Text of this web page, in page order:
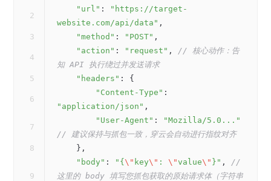
"url" :
"https://target-
website.com/api/data" ,
"method" : "POST" ,
"action" : "request" , // 核心动作：告
知 API 执行绕过并发送请求
"headers" : {
"Content-Type"
"application/json" ,
"User-Agent" :
"Mozilla/5.0..."
// 建议保持与抓包一致，穿云会自动进行指纹对齐
    },
"body" : "{ \" key\" : \"value\" }" , //
这里的 body 填写您抓包获取的原始请求体（字符串